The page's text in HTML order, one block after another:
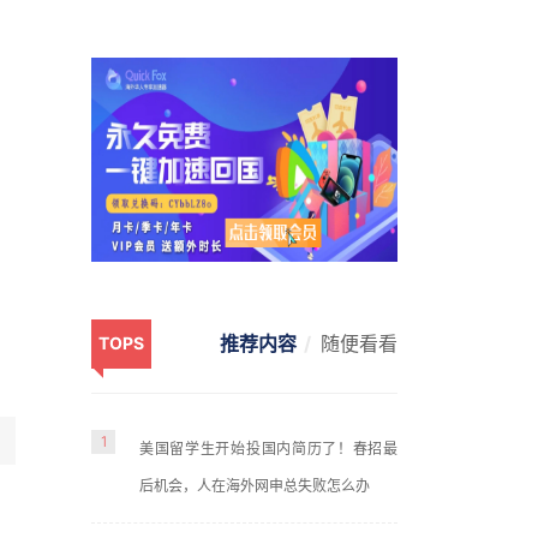
TOPS 推荐内容 随便看看
1 美国留学生开始投国内简历了！春招最
后机会，人在海外网申总失败怎么办